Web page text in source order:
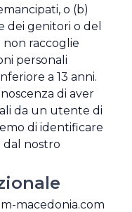
o (b)
dei genitori o del
raccoglie
personali
a 13 anni.
di aver
da un utente di
di identificare
dal nostro
macedonia.com